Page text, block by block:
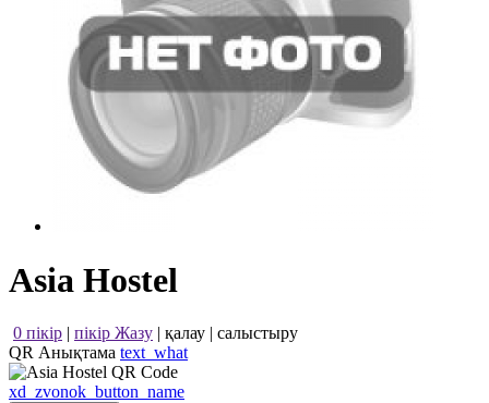
Asia Hostel
0 пікір | пікір Жазу | қалау | салыстыру
QR Анықтама text_what
xd_zvonok_button_name